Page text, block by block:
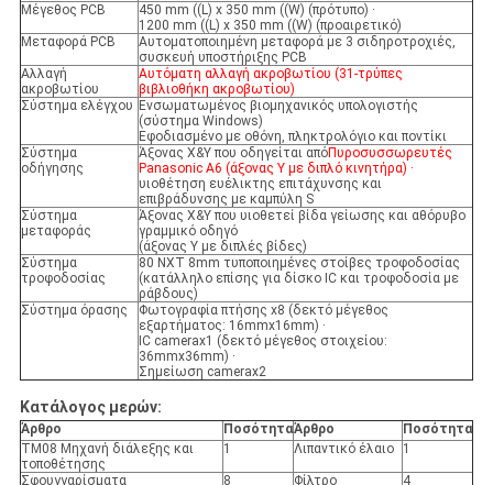
Μέγεθος PCB
450 mm ((L) x 350 mm ((W) (πρότυπο) ·
1200 mm ((L) x 350 mm ((W) (προαιρετικό)
Μεταφορά PCB
Αυτοματοποιημένη μεταφορά με 3 σιδηροτροχιές,
συσκευή υποστήριξης PCB
Αλλαγή
ακροβωτίου
Αυτόματη αλλαγή ακροβωτίου (31-τρύπες
βιβλιοθήκη ακροβωτίου)
Σύστημα ελέγχου Ενσωματωμένος βιομηχανικός υπολογιστής
(σύστημα Windows)
Εφοδιασμένο με οθόνη, πληκτρολόγιο και ποντίκι
Σύστημα
οδήγησης
Άξονας X&Y που οδηγείται απόΠυροσυσσωρευτές
Panasonic A6 (άξονας Y με διπλό κινητήρα) ·
υιοθέτηση ευέλικτης επιτάχυνσης και
επιβράδυνσης με καμπύλη S
Σύστημα
μεταφοράς
Άξονας X&Y που υιοθετεί βίδα γείωσης και αθόρυβο
γραμμικό οδηγό
(άξονας Y με διπλές βίδες)
Σύστημα
τροφοδοσίας
80 NXT 8mm τυποποιημένες στοίβες τροφοδοσίας
(κατάλληλο επίσης για δίσκο IC και τροφοδοσία με
ράβδους)
Σύστημα όρασης
Φωτογραφία πτήσης x8 (δεκτό μέγεθος
εξαρτήματος: 16mmx16mm) ·
IC camerax1 (δεκτό μέγεθος στοιχείου:
36mmx36mm) ·
Σημείωση camerax2
Κατάλογος μερών:
Άρθρο ΠοσότηταΆρθρο
Ποσότητα
TM08 Μηχανή διάλεξης και
τοποθέτησης
1 Λιπαντικό έλαιο 1
Σφουγγαρίσματα 8 Φίλτρο 4